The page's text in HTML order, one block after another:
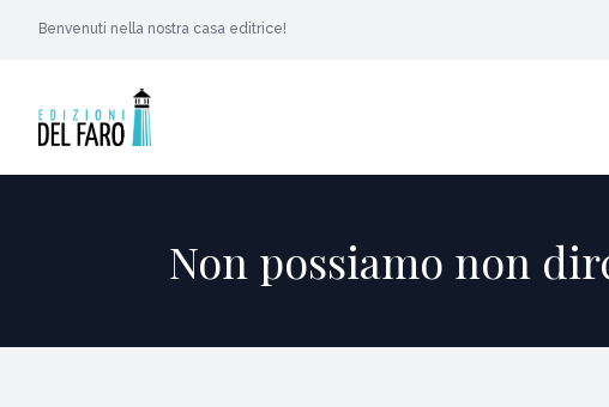
Benvenuti nella nostra casa editrice!
Non possiamo non